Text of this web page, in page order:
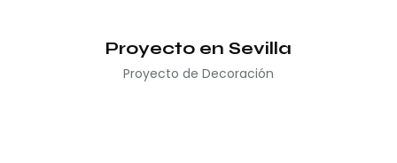
Proyecto en Sevilla
Proyecto de Decoración